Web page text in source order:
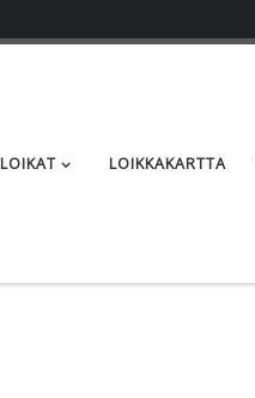
LOIKAT LOIKKAKARTTA